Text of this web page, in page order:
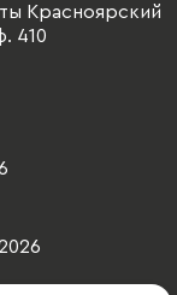
Красноярский
410